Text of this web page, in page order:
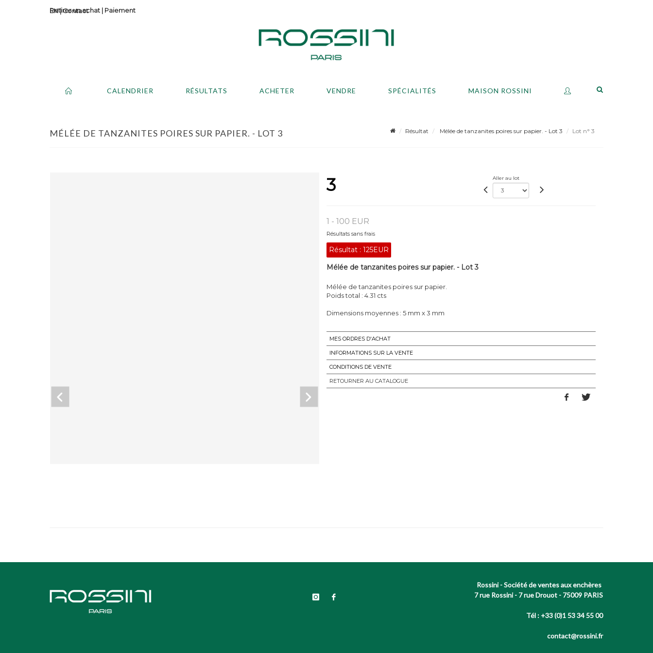
Contact
Retirer un achat | Paiement
CALENDRIER RÉSULTATS ACHETER VENDRE SPÉCIALITÉS MAISON ROSSINI
MÉLÉE DE TANZANITES POIRES SUR PAPIER. - LOT 3 Résultat Mélée de tanzanites poires sur papier. - Lot 3 Lot n° 3
3 Aller au lot
1 - 100 EUR
Résultats sans frais
Résultat : 125EUR
Mélée de tanzanites poires sur papier. - Lot 3
Mélée de tanzanites poires sur papier.
Poids total : 4.31 cts
Dimensions moyennes : 5 mm x 3 mm
MES ORDRES D'ACHAT
INFORMATIONS SUR LA VENTE
CONDITIONS DE VENTE
RETOURNER AU CATALOGUE
Rossini - Société de ventes aux enchères
7 rue Rossini - 7 rue Drouot - 75009 PARIS
Tél : +33 (0)1 53 34 55 00
contact@rossini.fr